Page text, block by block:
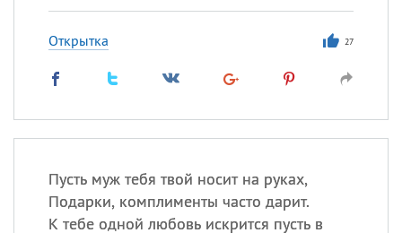
Открытка 27
Пусть муж тебя твой носит на руках,
Подарки, комплименты часто дарит.
К тебе одной любовь искрится пусть в